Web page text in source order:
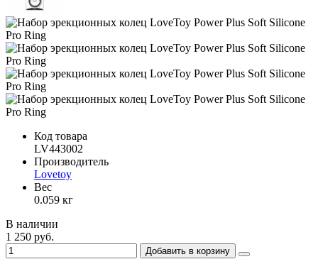
Код товара
LV443002
Производитель
Lovetoy
Вес
0.059 кг
В наличии
1 250 руб.
Добавить в корзину